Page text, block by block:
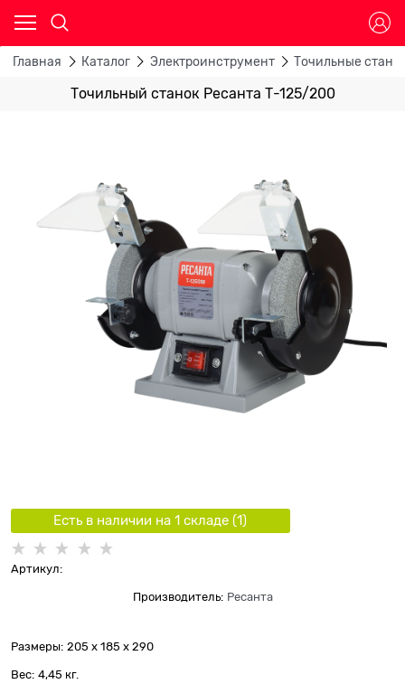
Главная Каталог Электроинструмент Точильные
Точильный станок Ресанта Т-125/200
Есть в наличии на 1 складe (1)
Артикул:
Производитель: Ресанта
Размеры: 205 x 185 x 290
Вес: 4,45 кг.